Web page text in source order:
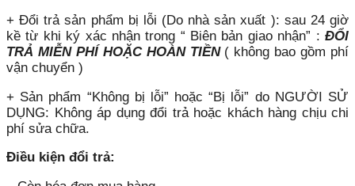
+ Đổi trả sản phẩm bị lỗi (Do nhà sản xuất ): sau 24 giờ
kề từ khi ký xác nhận trong “ Biên bản giao nhận” : ĐỔI
TRẢ MIỄN PHÍ HOẶC HOÀN TIỀN( không bao gồm phí
vận chuyển )
+ Sản phẩm “Không bị lỗi” hoặc “Bị lỗi” do NGƯỜI SỬ
DỤNG: Không áp dụng đổi trả hoặc khách hàng chịu chi
phí sửa chữa.
Điều kiện đổi trả: